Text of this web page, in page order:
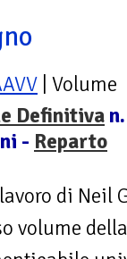
| Volume
Definitiva
- Reparto
di Neil
volume